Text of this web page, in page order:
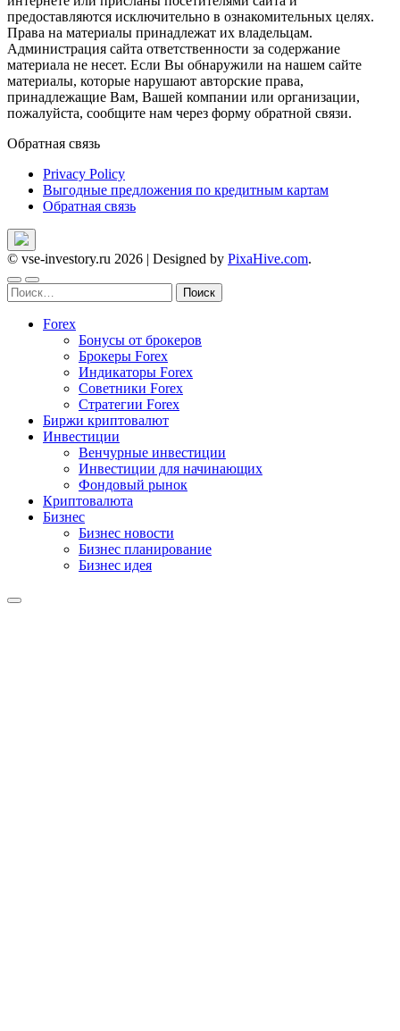
предоставляются исключительно в ознакомительных целях.
Права на материалы принадлежат их владельцам.
Администрация сайта ответственности за содержание
материала не несет. Если Вы обнаружили на нашем сайте
материалы, которые нарушают авторские права,
принадлежащие Вам, Вашей компании или организации,
пожалуйста, сообщите нам через форму обратной связи.
Обратная связь
Privacy Policy
Выгодные предложения по кредитным картам
Обратная связь
© vse-investory.ru 2026 | Designed by PixaHive.com.
Найти:
Forex
Бонусы от брокеров
Брокеры Forex
Индикаторы Forex
Советники Forex
Стратегии Forex
Биржи криптовалют
Инвестиции
Венчурные инвестиции
Инвестиции для начинающих
Фондовый рынок
Криптовалюта
Бизнес
Бизнес новости
Бизнес планирование
Бизнес идея